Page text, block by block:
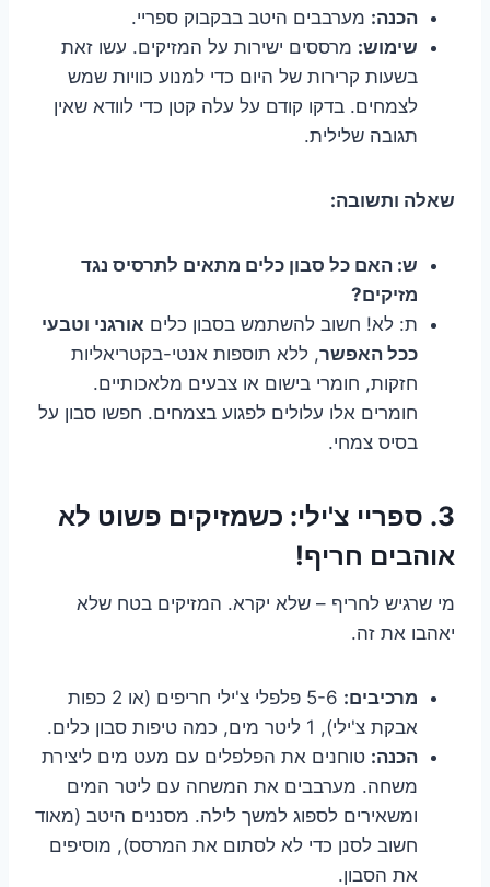
הכנה: מערבבים היטב בבקבוק ספריי.
שימוש: מרססים ישירות על המזיקים. עשו זאת
בשעות קרירות של היום כדי למנוע כוויות שמש
לצמחים. בדקו קודם על עלה קטן כדי לוודא שאין
תגובה שלילית.
שאלה ותשובה:
ש: האם כל סבון כלים מתאים לתרסיס נגד
מזיקים?
ת: לא! חשוב להשתמש בסבון כלים אורגני וטבעי
ככל האפשר, ללא תוספות אנטי-בקטריאליות
חזקות, חומרי בישום או צבעים מלאכותיים.
חומרים אלו עלולים לפגוע בצמחים. חפשו סבון על
בסיס צמחי.
3. ספריי צ'ילי: כשמזיקים פשוט לא
אוהבים חריף!
מי שרגיש לחריף – שלא יקרא. המזיקים בטח שלא
יאהבו את זה.
מרכיבים:
5-6 פלפלי צ'ילי חריפים (או 2 כפות
אבקת צ'ילי), 1 ליטר מים, כמה טיפות סבון כלים.
הכנה: טוחנים את הפלפלים עם מעט מים ליצירת
משחה. מערבבים את המשחה עם ליטר המים
ומשאירים לספוג למשך לילה. מסננים היטב (מאוד
חשוב לסנן כדי לא לסתום את המרסס), מוסיפים
את הסבון.